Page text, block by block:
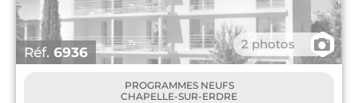
Réf. 6936 2 photos 📷
PROGRAMMES NEUFS
CHAPELLE-SUR-ERDRE